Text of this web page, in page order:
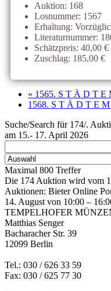
Auktion: 168
Losnummer: 1567
Erhaltung:
Literaturnummer:
Schätzpreis: 40,00 €
Zuschlag: 185,00 €
« 1565. S T Ä D T E
1568. S T Ä D T E
Suche/Search für 174/.
am 15.- 17. April 2026
Maximal 800 Treffer
Die 174 Auktion wird vom
Auktionen: Bieter Online
14. August von 10:00 –
TEMPELHOFER
Matthias Senger
Bacharacher Str. 39
12099 Berlin
Tel.: 030 / 626 33 59
Fax: 030 / 625 77 30